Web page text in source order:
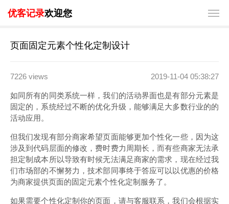
优客记录欢迎您
页面固定元素个性化定制设计
7226 views 2019-11-04 05:38:27
如同所有的同类系统一样，我们的活动界面也是有部分元素是
固定的，系统经过不断的优化升级，能够满足大多数行业的的
活动应用。
但我们发现有部分商家希望页面能够更加个性化一些，因为这
涉及到代码层面的修改，费时费力周期长，而有些商家无法承
担定制成本所以导致有时候无法满足商家的需求，现在经过我
们市场部的不懈努力，技术部同事终于答应可以以优惠的价格
为商家提供页面的固定元素个性化定制服务了。
如果需要个性化定制你的页面，请与客服联系，我们会根据实